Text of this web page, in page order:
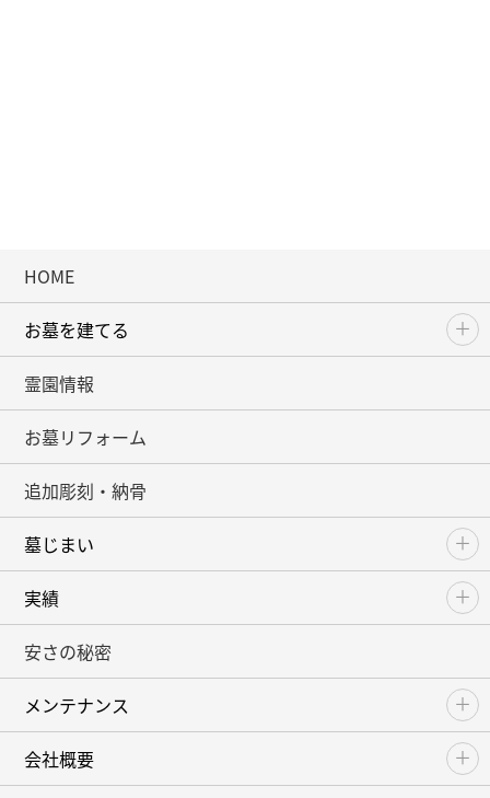
HOME
お墓を建てる
霊園情報
お墓リフォーム
追加彫刻・納骨
墓じまい
実績
安さの秘密
メンテナンス
会社概要